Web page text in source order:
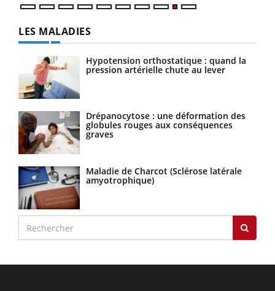
LES MALADIES
Hypotension orthostatique : quand la
pression artérielle chute au lever
Drépanocytose : une déformation des
globules rouges aux conséquences
graves
Maladie de Charcot (Sclérose latérale
amyotrophique)